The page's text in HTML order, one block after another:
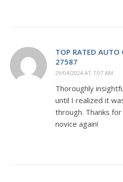
TOP RATED AUTO
27587
29/04/2024 AT 7:07 AM
Thoroughly
until I realized it
through. Thanks
novice again!